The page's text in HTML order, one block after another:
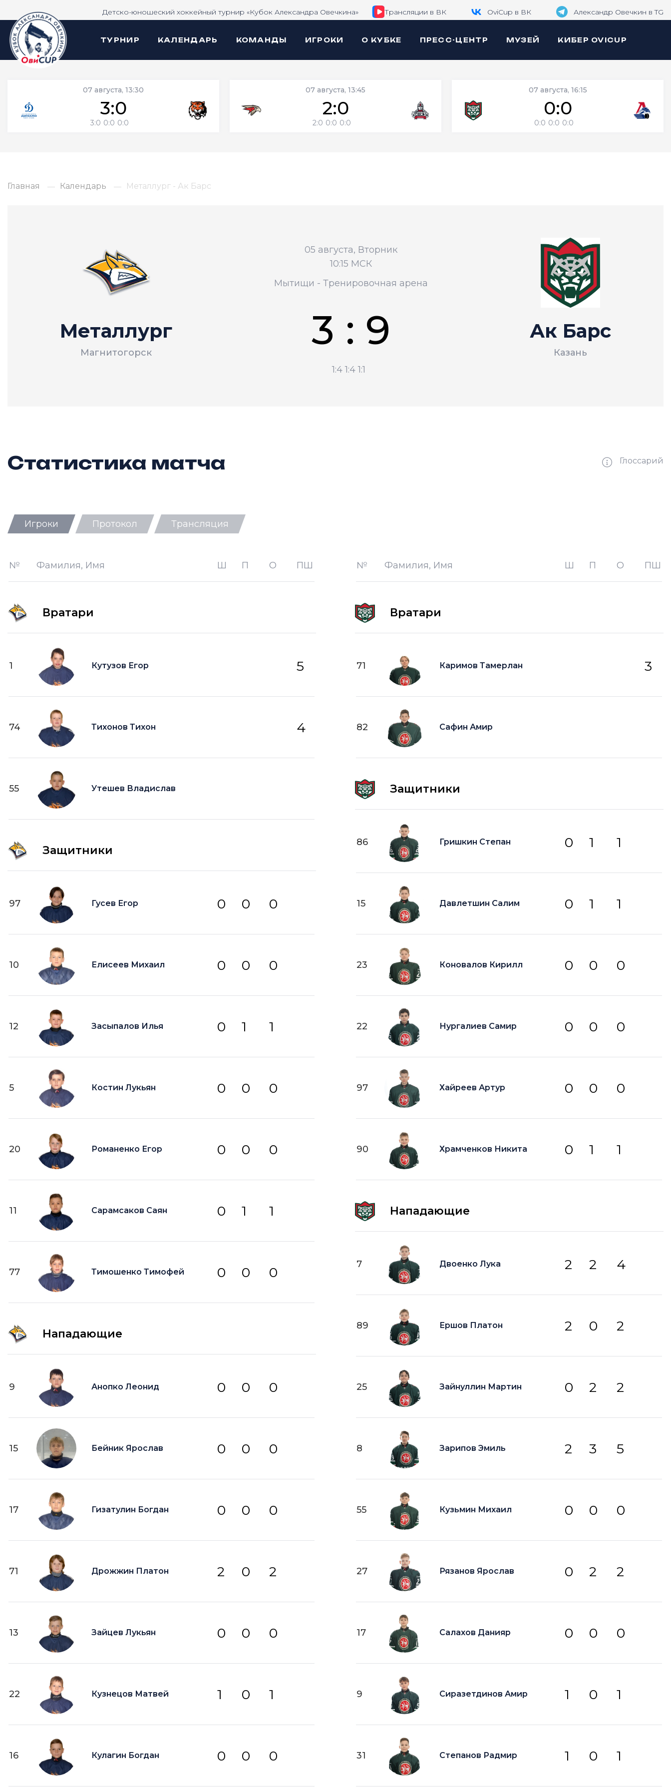
Детско-юношеский хоккейный турнир «Кубок Александра Овечкина» Трансляции в ВК OviCup в ВК Александр Овечкин в TG
ТУРНИР КАЛЕНДАРЬ КОМАНДЫ ИГРОКИ О КУБКЕ ПРЕСС-ЦЕНТР МУЗЕЙ КИБЕР OVICUP
07 августа, 13:30
3:0
3:0 0:0 0:0
07 августа, 13:45
2:0
2:0 0:0 0:0
07 августа, 16:15
0:0
0:0 0:0 0:0
Главная Календарь Металлург - Ак Барс
Металлург
Магнитогорск
05 августа, Вторник
10:15 МСК
Мытищи - Тренировочная арена
3 : 9
1:4 1:4 1:1
Ак Барс
Казань
Статистика матча Глоссарий
Ш — кол-во забитых шайб
О — кол-во очков в турнирной таблице
ПШ — пропущенные шайбы
+1 — шайба забитая в большинстве на одного игрока на площадке
шайба забитая в большинстве на двух игроков на площадке
Игроки Протокол Трансляция
№ Фамилия, Имя Ш П О ПШ
Вратари
1 Кутузов Егор 5
74 Тихонов Тихон 4
55 Утешев Владислав
Защитники
97 Гусев Егор 0 0 0
10 Елисеев Михаил 0 0 0
12 Засыпалов Илья 0 1 1
5 Костин Лукьян 0 0 0
20 Романенко Егор 0 0 0
11 Сарамсаков Саян 0 1 1
77 Тимошенко Тимофей 0 0 0
Нападающие
9 Анопко Леонид 0 0 0
15 Бейник Ярослав 0 0 0
17 Гизатулин Богдан 0 0 0
71 Дрожжин Платон 2 0 2
13 Зайцев Лукьян 0 0 0
22 Кузнецов Матвей 1 0 1
16 Кулагин Богдан 0 0 0
№ Фамилия, Имя Ш П О ПШ
Вратари
71 Каримов Тамерлан 3
82 Сафин Амир
Защитники
86 Гришкин Степан 0 1 1
15 Давлетшин Салим 0 1 1
23 Коновалов Кирилл 0 0 0
22 Нургалиев Самир 0 0 0
97 Хайреев Артур 0 0 0
90 Храмченков Никита 0 1 1
Нападающие
7 Двоенко Лука 2 2 4
89 Ершов Платон 2 0 2
25 Зайнуллин Мартин 0 2 2
8 Зарипов Эмиль 2 3 5
55 Кузьмин Михаил 0 0 0
27 Рязанов Ярослав 0 2 2
17 Салахов Данияр 0 0 0
9 Сиразетдинов Амир 1 0 1
31 Степанов Радмир 1 0 1